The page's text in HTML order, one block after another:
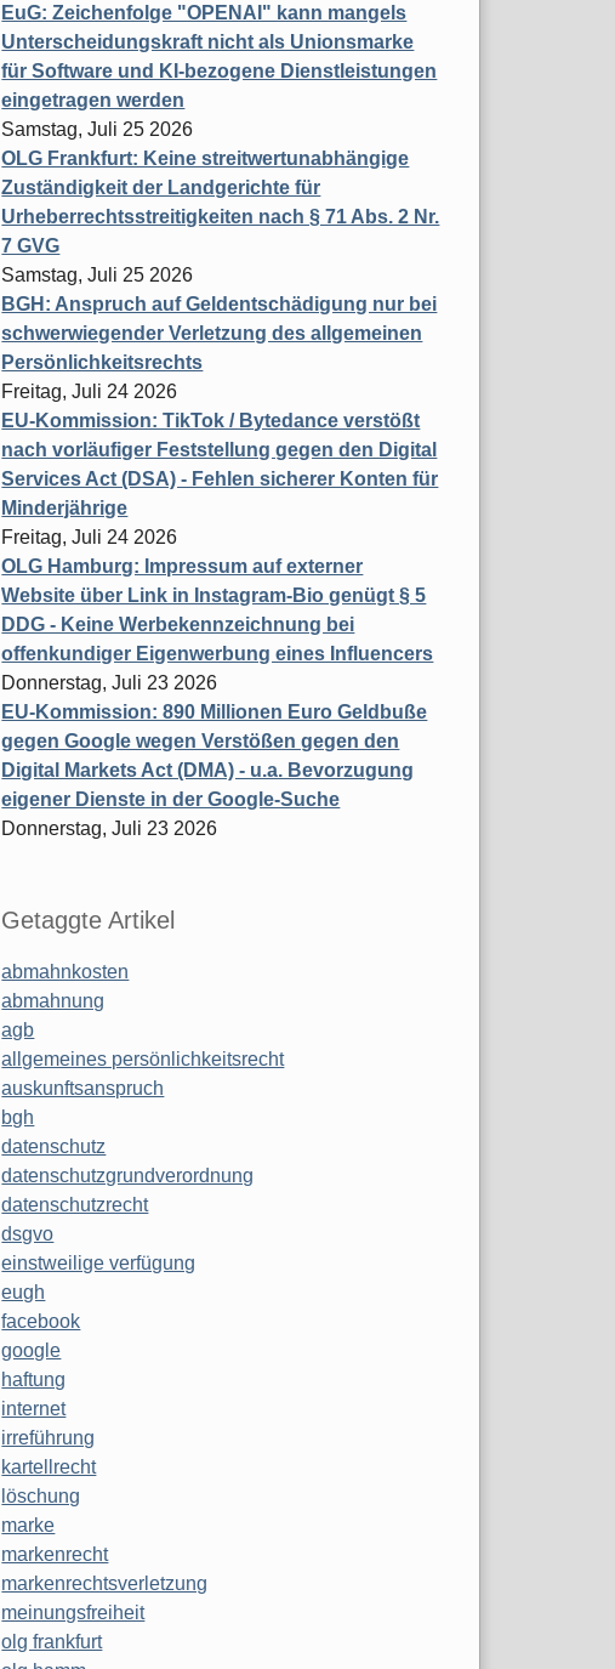
EuG: Zeichenfolge "OPENAI" kann mangels
Unterscheidungskraft nicht als Unionsmarke
für Software und KI-bezogene Dienstleistungen
eingetragen werden
Samstag, Juli 25 2026
OLG Frankfurt: Keine streitwertunabhängige
Zuständigkeit der Landgerichte für
Urheberrechtsstreitigkeiten nach § 71 Abs. 2 Nr.
7 GVG
Samstag, Juli 25 2026
BGH: Anspruch auf Geldentschädigung nur bei
schwerwiegender Verletzung des allgemeinen
Persönlichkeitsrechts
Freitag, Juli 24 2026
EU-Kommission: TikTok / Bytedance verstößt
nach vorläufiger Feststellung gegen den Digital
Services Act (DSA) - Fehlen sicherer Konten für
Minderjährige
Freitag, Juli 24 2026
OLG Hamburg: Impressum auf externer
Website über Link in Instagram-Bio genügt § 5
DDG - Keine Werbekennzeichnung bei
offenkundiger Eigenwerbung eines Influencers
Donnerstag, Juli 23 2026
EU-Kommission: 890 Millionen Euro Geldbuße
gegen Google wegen Verstößen gegen den
Digital Markets Act (DMA) - u.a. Bevorzugung
eigener Dienste in der Google-Suche
Donnerstag, Juli 23 2026
Getaggte Artikel
abmahnkosten
abmahnung
agb
allgemeines persönlichkeitsrecht
auskunftsanspruch
bgh
datenschutz
datenschutzgrundverordnung
datenschutzrecht
dsgvo
einstweilige verfügung
eugh
facebook
google
haftung
internet
irreführung
kartellrecht
löschung
marke
markenrecht
markenrechtsverletzung
meinungsfreiheit
olg frankfurt